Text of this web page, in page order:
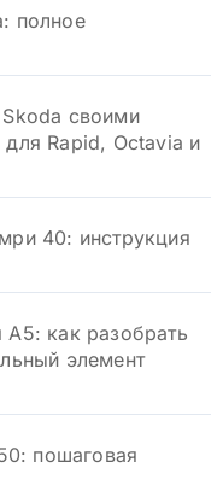
полное
своими
Rapid, Octavia и
40: инструкция
как разобрать
элемент
пошаговая